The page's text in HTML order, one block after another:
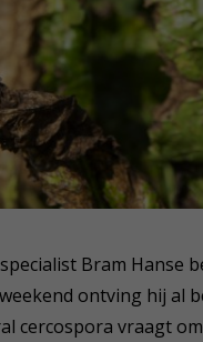
Bram Hanse
ontving hij al
cercospora vraagt